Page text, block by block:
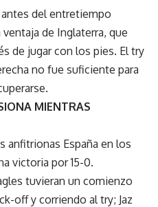
del entretiempo
de Inglaterra, que
de jugar con los pies. El try
no fue suficiente para
MIENTRAS
anfitrionas España en los
victoria por 15-0.
tuvieran un comienzo
off y corriendo al try; Jaz